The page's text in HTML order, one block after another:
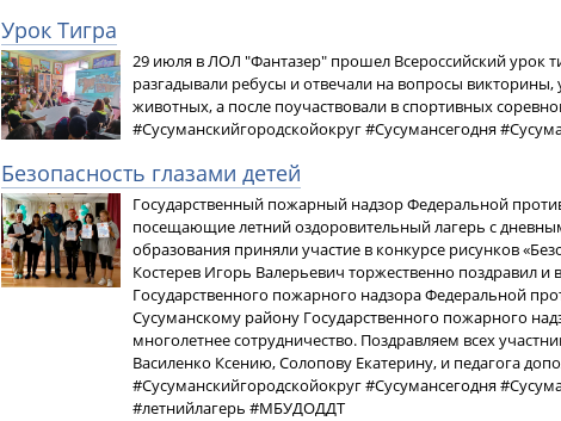
Урок Тигра
29 июля в ЛОЛ "Фантазер" прошел Всероссийский урок
разгадывали ребусы и отвечали на вопросы
животных, а после поучаствовали в спортивных
#Сусуманскийгородскойокруг #Сусумансегодня
Безопасность глазами детей
Государственный пожарный надзор Федеральной
посещающие летний оздоровительный лагерь с
образования приняли участие в конкурсе рисунков
Костерев Игорь Валерьевич торжественно поздравил
Государственного пожарного надзора Федеральной
Сусуманскому району Государственного пожарного
многолетнее сотрудничество. Поздравляем всех
Василенко Ксению, Солопову Екатерину, и педагога
#Сусуманскийгородскойокруг #Сусумансегодня
#летнийлагерь #МБУДОДДТ